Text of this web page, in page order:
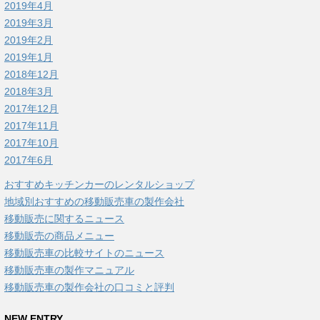
2019年4月
2019年3月
2019年2月
2019年1月
2018年12月
2018年3月
2017年12月
2017年11月
2017年10月
2017年6月
おすすめキッチンカーのレンタルショップ
地域別おすすめの移動販売車の製作会社
移動販売に関するニュース
移動販売の商品メニュー
移動販売車の比較サイトのニュース
移動販売車の製作マニュアル
移動販売車の製作会社の口コミと評判